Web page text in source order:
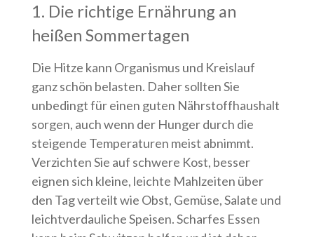
1. Die richtige Ernährung an
heißen Sommertagen
Die Hitze kann Organismus und Kreislauf
ganz schön belasten. Daher sollten Sie
unbedingt für einen guten Nährstoffhaushalt
sorgen, auch wenn der Hunger durch die
steigende Temperaturen meist abnimmt.
Verzichten Sie auf schwere Kost, besser
eignen sich kleine, leichte Mahlzeiten über
den Tag verteilt wie Obst, Gemüse, Salate und
leichtverdauliche Speisen. Scharfes Essen